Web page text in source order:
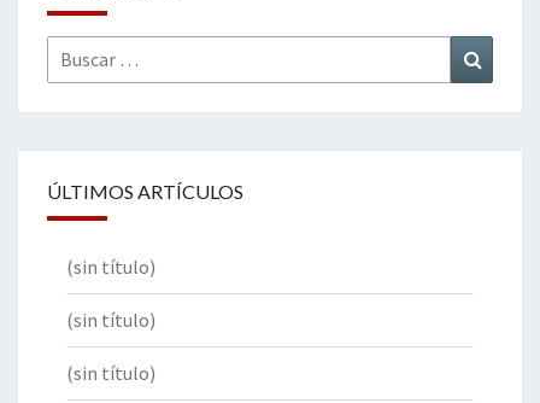
Buscar
por:
ÚLTIMOS ARTÍCULOS
(sin título)
(sin título)
(sin título)